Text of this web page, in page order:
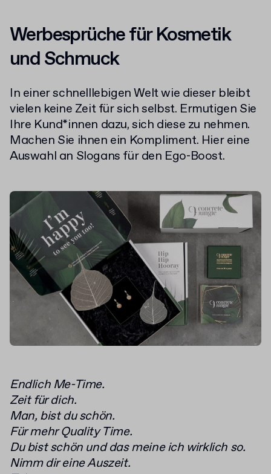
Werbesprüche für Kosmetik
und Schmuck
In einer schnelllebigen Welt wie dieser bleibt
vielen keine Zeit für sich selbst. Ermutigen Sie
Ihre Kund*innen dazu, sich diese zu nehmen.
Machen Sie ihnen ein Kompliment. Hier eine
Auswahl an Slogans für den Ego-Boost.
Endlich Me-Time.
Zeit für dich.
Man, bist du schön.
Für mehr Quality Time.
Du bist schön und das meine ich wirklich so.
Nimm dir eine Auszeit.